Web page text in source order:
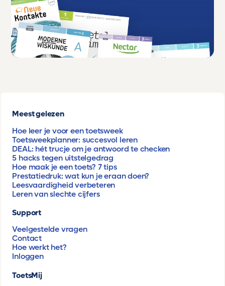
Meest gelezen
Hoe leer je voor een toetsweek
Toetsweekplanner: succesvol leren
DEAL: hét trucje om je antwoord te checken
5 hacks tegen uitstelgedrag
Hoe maak je een toets? 7 tips
Prestatiedruk: wat kun je eraan doen?
Leesvaardigheid verbeteren
Leren van slechte cijfers
Support
Veelgestelde vragen
Contact
Hoe werkt het?
Inloggen
ToetsMij